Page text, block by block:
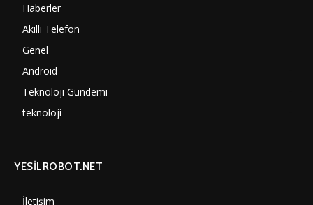
Haberler
Akıllı Telefon
Genel
Android
Teknoloji Gündemi
teknoloji
YESİLROBOT.NET
İletişim